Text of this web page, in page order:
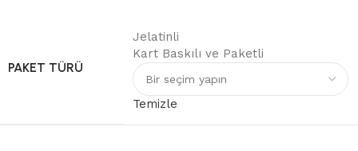
PAKET TÜRÜ
Jelatinli
Kart Baskılı ve Paketli
Temizle